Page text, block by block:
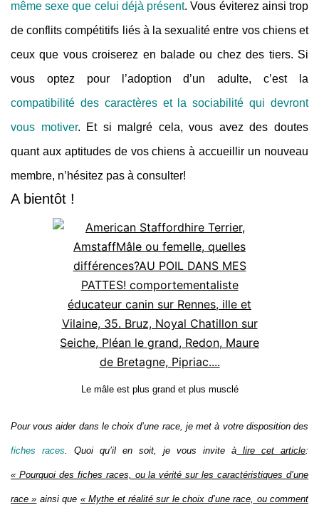
même sexe que celui déjà présent. Vous éviterez ainsi trop
de conflits compétitifs liés à la sexualité entre vos chiens et
ceux que vous croiserez en balade ou chez des tiers. Si
vous optez pour l’adoption d’un adulte, c’est la
compatibilité des caractères et la sociabilité qui devront
vous motiver. Et si malgré cela, vous avez des doutes
quant aux aptitudes de vos chiens à accueillir un nouveau
membre, n’hésitez pas à consulter!
A bientôt !
Le mâle est plus grand et plus musclé
Pour vous aider dans le choix d’une race, je met à votre disposition des
fiches races . Quoi qu’il en soit, je vous invite à lire cet article:
« Pourquoi des fiches races, ou la vérité sur les caractéristiques d’une
race » ainsi que « Mythe et réalité sur le choix d’une race, ou comment